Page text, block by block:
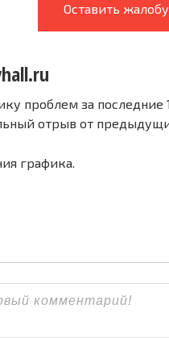
Оставить жалобу
проблем за последние
отрыв от
графика.